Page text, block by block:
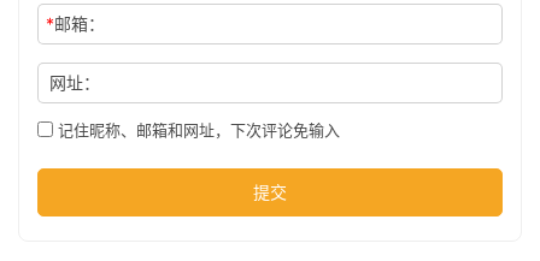
科
*邮箱：
网址：
记住昵称、邮箱和网址，下次评论免输入
提交